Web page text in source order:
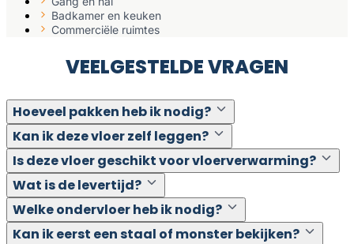
Badkamer en keuken
Commerciële ruimtes
VEELGESTELDE VRAGEN
Hoeveel pakken heb ik nodig?
Kan ik deze vloer zelf leggen?
Is deze vloer geschikt voor vloerverwarming?
Wat is de levertijd?
Welke ondervloer heb ik nodig?
Kan ik eerst een staal of monster bekijken?